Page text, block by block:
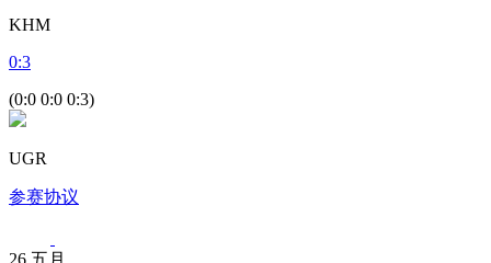
KHM
0:3
(0:0 0:0 0:3)
UGR
参赛协议
26 五月